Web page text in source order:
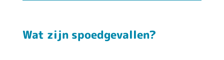
​Wat zijn spoedgevallen?